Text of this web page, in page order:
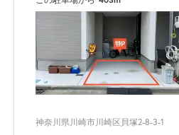
神奈川県川崎市川崎区貝塚2-8-3-1